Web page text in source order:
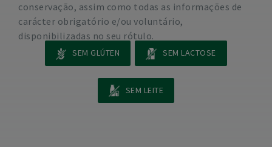
conservação, assim como todas as informações de
carácter obrigatório e/ou voluntário,
disponibilizadas no seu rótulo.
SEM GLÚTEN SEM LACTOSE
SEM LEITE